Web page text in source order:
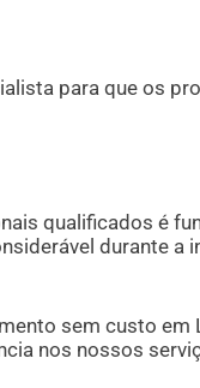
para que os
qualificados é
durante a
sem custo em
nos nossos